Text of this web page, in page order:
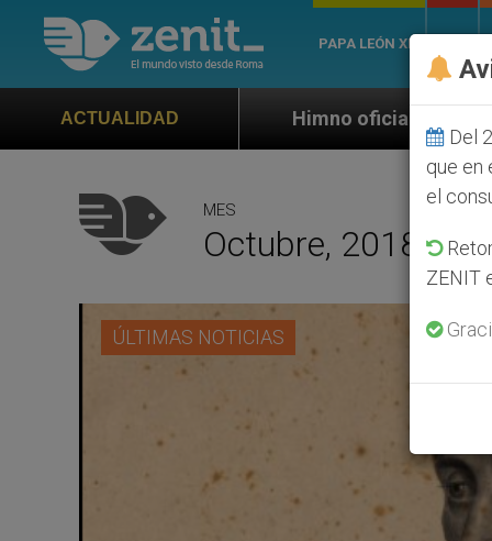
PAPA LEÓN XIV
ACTUALIDAD
oficial de la Jornada Mundial de la Juventud Seúl
MES
Octubre, 2018
ÚLTIMAS NOTICIAS
Del
que en
el
ZENIT